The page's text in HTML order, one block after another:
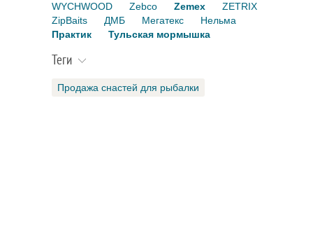
WYCHWOOD
Zebco Zemex
ZETRIX
ZipBaits
ДМБ Мегатекс
Нельма
Практик
Тульская мормышка
Теги
Продажа снастей для рыбалки